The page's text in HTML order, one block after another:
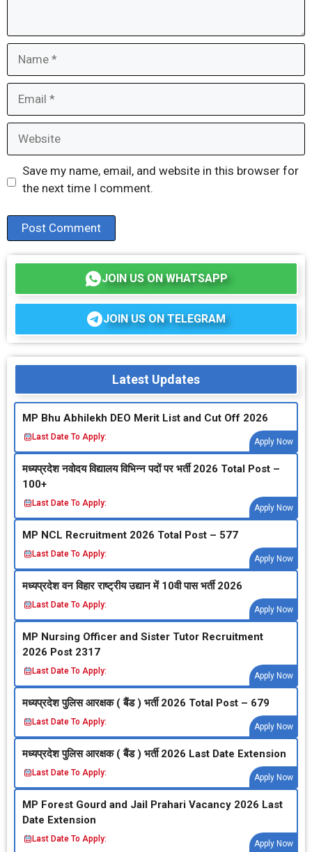
Save my name, email, and website in this browser for
the next time I comment.
JOIN US ON WHATSAPP
JOIN US ON TELEGRAM
Latest Updates
MP Bhu Abhilekh DEO Merit List and Cut Off 2026
Last Date To Apply:
Apply Now
मध्‍यप्रदेश नवोदय विद्यालय विभिन्‍न पदों पर भर्ती 2026 Total Post –
100+
Last Date To Apply:
Apply Now
MP NCL Recruitment 2026 Total Post – 577
Last Date To Apply:
Apply Now
मध्‍यप्रदेश वन विहार राष्‍ट्रीय उद्यान में 10वी पास भर्ती 2026
Last Date To Apply:
Apply Now
MP Nursing Officer and Sister Tutor Recruitment
2026 Post 2317
Last Date To Apply:
Apply Now
मध्‍यप्रदेश पुलिस आरक्षक ( बैंड ) भर्ती 2026 Total Post – 679
Last Date To Apply:
Apply Now
मध्‍यप्रदेश पुलिस आरक्षक ( बैंड ) भर्ती 2026 Last Date Extension
Last Date To Apply:
Apply Now
MP Forest Gourd and Jail Prahari Vacancy 2026 Last
Date Extension
Last Date To Apply:
Apply Now